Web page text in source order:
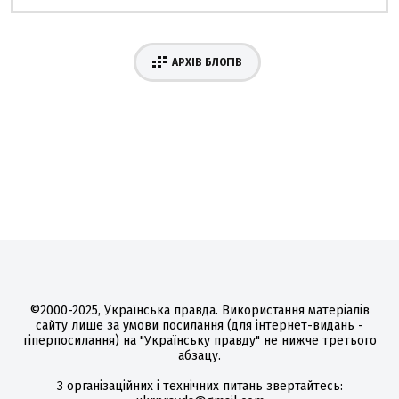
АРХІВ БЛОГІВ
©2000-2025, Українська правда. Використання матеріалів
сайту лише за умови посилання (для інтернет-видань -
гіперпосилання) на "Українську правду" не нижче третього
абзацу.
З організаційних і технічних питань звертайтесь: